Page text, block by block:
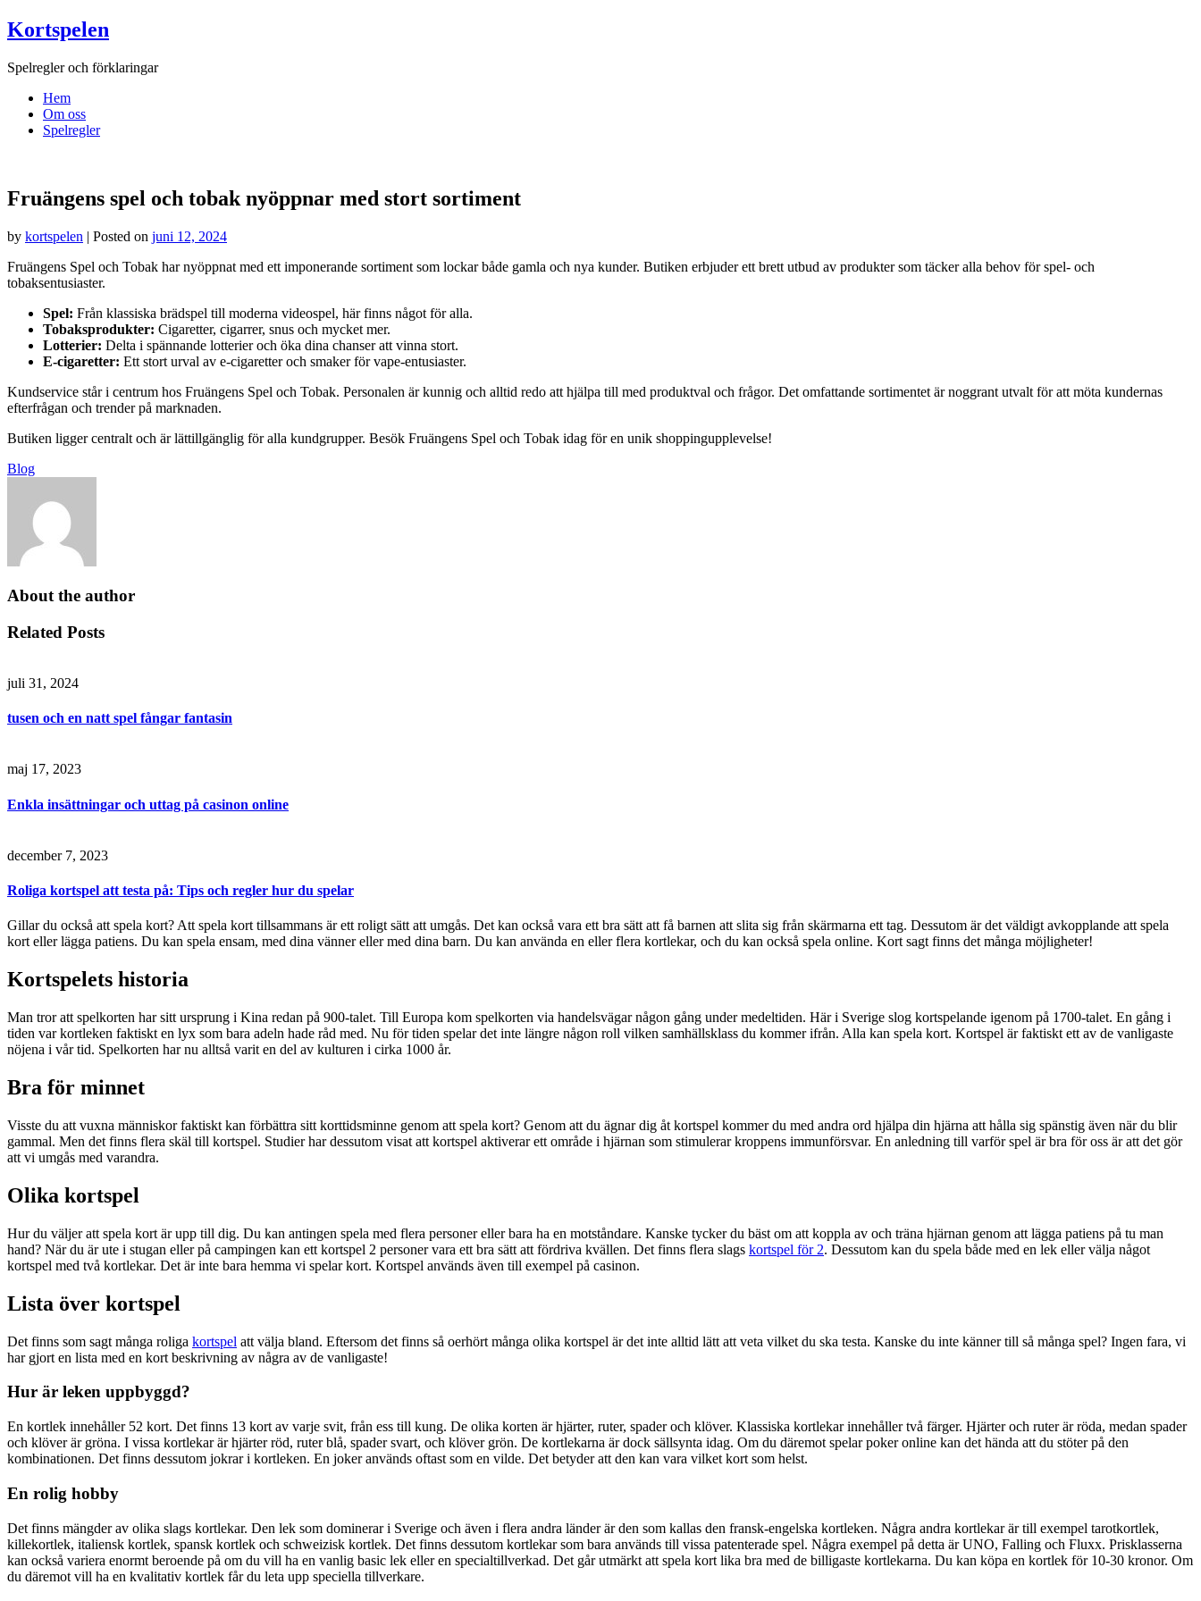
Skip
to
Kortspelen
Spelregler och förklaringar
Hem
Om oss
Spelregler
Fruängens spel och tobak nyöppnar med stort sortiment
by kortspelen | Posted on juni 12, 2024
Fruängens Spel och Tobak har nyöppnat med ett imponerande sortiment som lockar både gamla och nya kunder. Butiken erbjuder ett brett utbud av produkter som täcker alla behov för spel- och
tobaksentusiaster.
Spel: Från klassiska brädspel till moderna videospel, här finns något för alla.
Tobaksprodukter: Cigaretter, cigarrer, snus och mycket mer.
Lotterier: Delta i spännande lotterier och öka dina chanser att vinna stort.
E-cigaretter: Ett stort urval av e-cigaretter och smaker för vape-entusiaster.
Kundservice står i centrum hos Fruängens Spel och Tobak. Personalen är kunnig och alltid redo att hjälpa till med produktval och frågor. Det omfattande sortimentet är noggrant utvalt för att möta kundernas
efterfrågan och trender på marknaden.
Butiken ligger centralt och är lättillgänglig för alla kundgrupper. Besök Fruängens Spel och Tobak idag för en unik shoppingupplevelse!
Blog
About the author
Related Posts
juli 31, 2024
tusen och en natt spel fångar fantasin
maj 17, 2023
Enkla insättningar och uttag på casinon online
december 7, 2023
Roliga kortspel att testa på: Tips och regler hur du spelar
Gillar du också att spela kort? Att spela kort tillsammans är ett roligt sätt att umgås. Det kan också vara ett bra sätt att få barnen att slita sig från skärmarna ett tag. Dessutom är det väldigt avkopplande att spela
kort eller lägga patiens. Du kan spela ensam, med dina vänner eller med dina barn. Du kan använda en eller flera kortlekar, och du kan också spela online. Kort sagt finns det många möjligheter!
Kortspelets historia
Man tror att spelkorten har sitt ursprung i Kina redan på 900-talet. Till Europa kom spelkorten via handelsvägar någon gång under medeltiden. Här i Sverige slog kortspelande igenom på 1700-talet. En gång i
tiden var kortleken faktiskt en lyx som bara adeln hade råd med. Nu för tiden spelar det inte längre någon roll vilken samhällsklass du kommer ifrån. Alla kan spela kort. Kortspel är faktiskt ett av de vanligaste
nöjena i vår tid. Spelkorten har nu alltså varit en del av kulturen i cirka 1000 år.
Bra för minnet
Visste du att vuxna människor faktiskt kan förbättra sitt korttidsminne genom att spela kort? Genom att du ägnar dig åt kortspel kommer du med andra ord hjälpa din hjärna att hålla sig spänstig även när du blir
gammal. Men det finns flera skäl till kortspel. Studier har dessutom visat att kortspel aktiverar ett område i hjärnan som stimulerar kroppens immunförsvar. En anledning till varför spel är bra för oss är att det gör
att vi umgås med varandra.
Olika kortspel
Hur du väljer att spela kort är upp till dig. Du kan antingen spela med flera personer eller bara ha en motståndare. Kanske tycker du bäst om att koppla av och träna hjärnan genom att lägga patiens på tu man
hand? När du är ute i stugan eller på campingen kan ett kortspel 2 personer vara ett bra sätt att fördriva kvällen. Det finns flera slags kortspel för 2. Dessutom kan du spela både med en lek eller välja något
kortspel med två kortlekar. Det är inte bara hemma vi spelar kort. Kortspel används även till exempel på casinon.
Lista över kortspel
Det finns som sagt många roliga kortspel att välja bland. Eftersom det finns så oerhört många olika kortspel är det inte alltid lätt att veta vilket du ska testa. Kanske du inte känner till så många spel? Ingen fara, vi
har gjort en lista med en kort beskrivning av några av de vanligaste!
Hur är leken uppbyggd?
En kortlek innehåller 52 kort. Det finns 13 kort av varje svit, från ess till kung. De olika korten är hjärter, ruter, spader och klöver. Klassiska kortlekar innehåller två färger. Hjärter och ruter är röda, medan spader
och klöver är gröna. I vissa kortlekar är hjärter röd, ruter blå, spader svart, och klöver grön. De kortlekarna är dock sällsynta idag. Om du däremot spelar poker online kan det hända att du stöter på den
kombinationen. Det finns dessutom jokrar i kortleken. En joker används oftast som en vilde. Det betyder att den kan vara vilket kort som helst.
En rolig hobby
Det finns mängder av olika slags kortlekar. Den lek som dominerar i Sverige och även i flera andra länder är den som kallas den fransk-engelska kortleken. Några andra kortlekar är till exempel tarotkortlek,
killekortlek, italiensk kortlek, spansk kortlek och schweizisk kortlek. Det finns dessutom kortlekar som bara används till vissa patenterade spel. Några exempel på detta är UNO, Falling och Fluxx. Prisklasserna
kan också variera enormt beroende på om du vill ha en vanlig basic lek eller en specialtillverkad. Det går utmärkt att spela kort lika bra med de billigaste kortlekarna. Du kan köpa en kortlek för 10-30 kronor. Om
du däremot vill ha en kvalitativ kortlek får du leta upp speciella tillverkare.